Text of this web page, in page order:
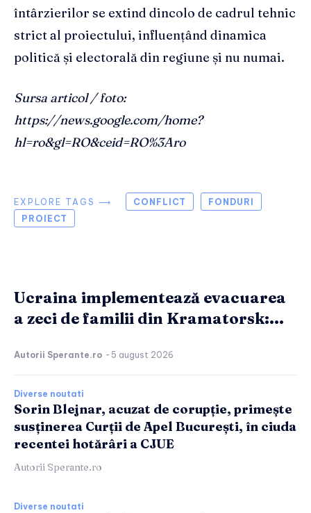
întârzierilor se extind dincolo de cadrul tehnic
strict al proiectului, influențând dinamica
politică și electorală din regiune și nu numai.
Sursa articol / foto:
https://news.google.com/home?
hl=ro&gl=RO&ceid=RO%3Aro
EXPLORE TAGS ⟶ CONFLICT
FONDURI
PROIECT
Ucraina implementează evacuarea
a zeci de familii din Kramatorsk:...
Autorii Sperante.ro - 5 august 2026
Diverse noutati
Sorin Blejnar, acuzat de corupție, primește
susținerea Curții de Apel București, în ciuda
recentei hotărâri a CJUE
Autorii Sperante.ro
Diverse noutati